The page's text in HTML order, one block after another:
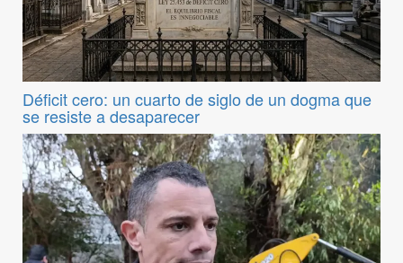
Déficit cero: un cuarto de siglo de un dogma que
se resiste a desaparecer